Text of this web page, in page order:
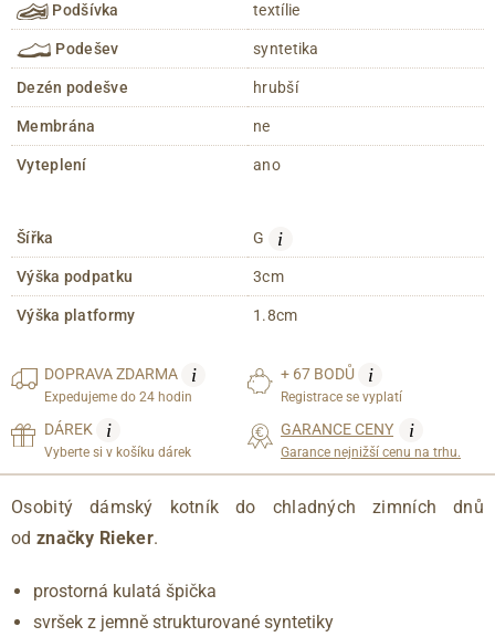
Podšívka textílie
Podešev syntetika
Dezén podešve hrubší
Membrána ne
Vyteplení ano
Šířka G i
Výška podpatku 3cm
Výška platformy 1.8cm
DOPRAVAZDARMA i
Expedujeme do 24 hodin
+ 67 BODŮ i
Registrace se vyplatí
DÁREK i
Vyberte si v košíku dárek
GARANCE CENY i
Garance nejnižší cenu na trhu.
Osobitý dámský kotník do chladných zimních dnů
od značky Rieker.
prostorná kulatá špička
svršek z jemně strukturované syntetiky